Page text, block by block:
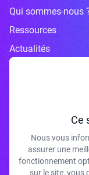
Qui sommes-nous
Ressources
Actualités
J'accepte de
votre
Ce
Nous vous
assurer une
fonctionnement
sur le site, vous